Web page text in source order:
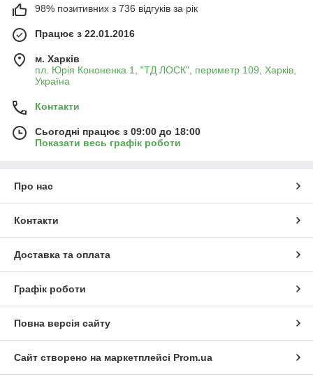
Запчастини для трапецій: ричаги, кріплення, втулки
Ми пропонуємо високоякісні
забезпечать надійну і тривалу роботу системи очищення скла
вашого автомобіля. Ці деталі легко встановлюються і
повністю сумісні з різними марками і моделями авто.
✅ Оригінальні та ліцензійні запчастини;
✅ Простота установки та надійність;
✅ Швидка доставка по Україні.
98% позитивних з 736 відгуків за рік
Працює з 22.01.2016
м. Харків
пл. Юрія Кононенка 1, "ТД ЛОСК", периметр 109, Харків,
Україна
Контакти
Сьогодні працює з 09:00 до 18:00
Показати весь графік роботи
Про нас
Контакти
Доставка та оплата
Графік роботи
Повна версія сайту
Сайт створено на маркетплейсі Prom.ua